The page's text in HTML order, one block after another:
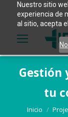
Nuestro sitio
experiencia de
al sitio, acepta
Gestión
tu
Estás aquí:
Inicio